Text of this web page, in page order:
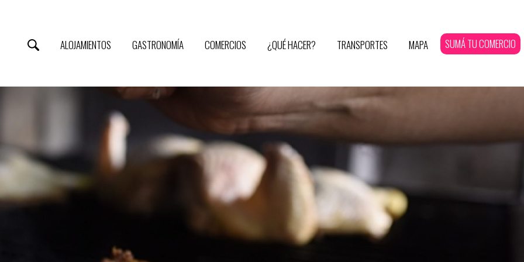
ALOJAMIENTOS GASTRONOMÍA COMERCIOS ¿QUÉ HACER? TRANSPORTES MAPA SUMÁ TU COMERCIO